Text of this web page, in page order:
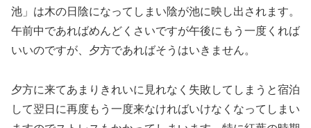
池」は木の日陰になってしまい陰が池に映し出されます。
午前中であればめんどくさいですが午後にもう一度くれば
いいのですが、夕方であればそうはいきません。
夕方に来てあまりきれいに見れなく失敗してしまうと宿泊
して翌日に再度もう一度来なければいけなくなってしまい